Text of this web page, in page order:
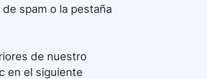
spam o la pestaña
de nuestro
en el siguiente